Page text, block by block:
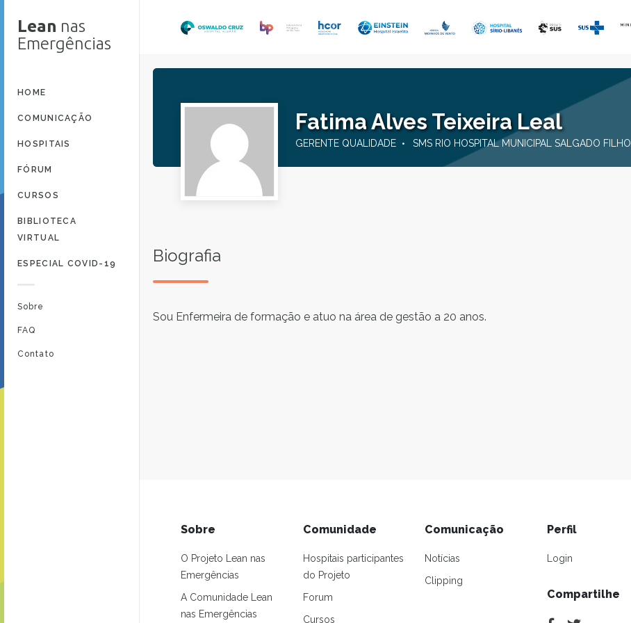
Lean nas
Emergências
HOME
COMUNICAÇÃO
HOSPITAIS
FÓRUM
CURSOS
BIBLIOTECA
VIRTUAL
ESPECIAL COVID-19
Sobre
FAQ
Contato
Fatima Alves Teixeira Leal
GERENTE QUALIDADE SMS RIO HOSPITAL MUNICIPAL SALGADO FILHO
Biografia
Sou Enfermeira de formação e atuo na área de gestão a 20 anos.
Sobre
O Projeto Lean nas
Emergências
A Comunidade Lean
nas Emergências
Comunidade
Hospitais participantes
do Projeto
Forum
Cursos
Comunicação
Notícias
Clipping
Perfil
Login
Compartilhe